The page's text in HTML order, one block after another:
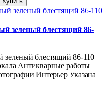
зеленый блестящий 86-
блестящий 86-110
Антикварные работы
Интерьер Указана